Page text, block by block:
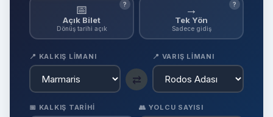
📅
Açık Bilet
Dönüş tarihi açık
? →
Tek Yön
Sadece gidiş
?
📍 KALKIŞ LIMANI
⇄
📍 VARIŞ LIMANI
📅 KALKIŞ TARIHI 👥 YOLCU SAYISI